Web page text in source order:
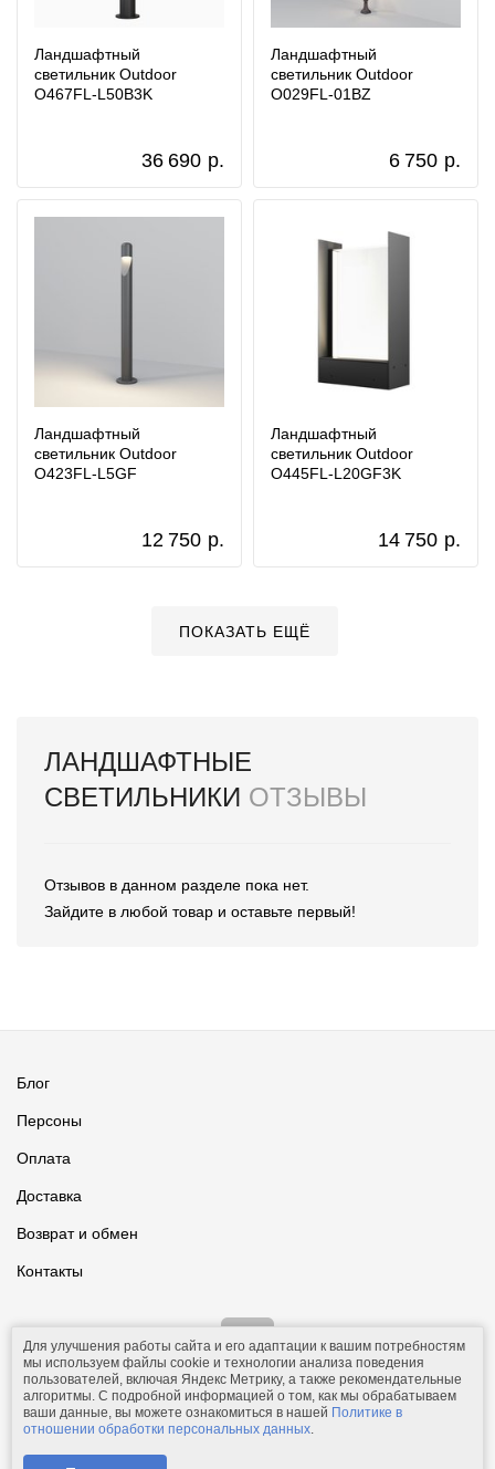
Ландшафтный
светильник Outdoor
O467FL-L50B3K
36 690 р.
Ландшафтный
светильник Outdoor
O029FL-01BZ
6 750 р.
Ландшафтный
светильник Outdoor
O423FL-L5GF
12 750 р.
Ландшафтный
светильник Outdoor
O445FL-L20GF3K
14 750 р.
ПОКАЗАТЬ ЕЩЁ
ЛАНДШАФТНЫЕ
СВЕТИЛЬНИКИ ОТЗЫВЫ
Отзывов в данном разделе пока нет.
Зайдите в любой товар и оставьте первый!
Блог
Персоны
Оплата
Доставка
Возврат и обмен
Контакты
© 2011-2026.Comfolio.ru— интернет-магазин текстиля и товаров
для дома.
Для улучшения работы сайта и его адаптации к вашим потребностям
мы используем файлы cookie и технологии анализа поведения
пользователей, включая Яндекс Метрику, а также рекомендательные
алгоритмы. С подробной информацией о том, как мы обрабатываем
ваши данные, вы можете ознакомиться в нашей Политике в
отношении обработки персональных данных.